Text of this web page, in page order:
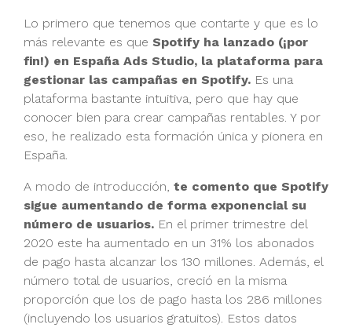
Lo primero que tenemos que contarte y que es lo
más relevante es que Spotify ha lanzado (¡por
fin!) en España Ads Studio, la plataforma para
gestionar las campañas en Spotify. Es una
plataforma bastante intuitiva, pero que hay que
conocer bien para crear campañas rentables. Y por
eso, he realizado esta formación única y pionera en
España.
A modo de introducción, te comento que Spotify
sigue aumentando de forma exponencial su
número de usuarios. En el primer trimestre del
2020 este ha aumentado en un 31% los abonados
de pago hasta alcanzar los 130 millones. Además, el
número total de usuarios, creció en la misma
proporción que los de pago hasta los 286 millones
(incluyendo los usuarios gratuitos). Estos datos